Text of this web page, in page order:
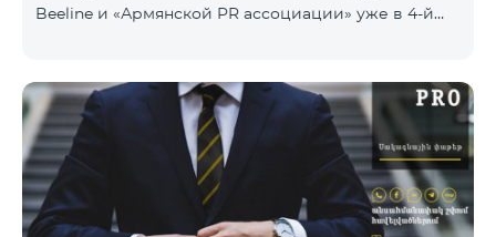
Beeline и «Армянской PR ассоциации» уже в 4-й
коммуникациям, авторов лучших программ и
идей. «Работа общественных и политических
деятелей, компаний и государственных структур в
центре внимания исследовательской команды
Армянской PR ассоциации. Награждение
проводиться с целью повысить и подчеркнуть